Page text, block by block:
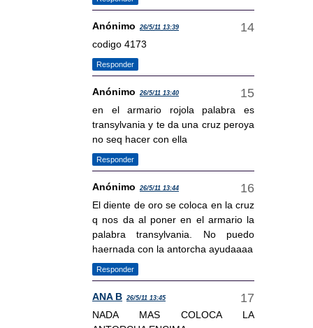
Anónimo 26/5/11 13:39
codigo 4173
Responder
Anónimo 26/5/11 13:40
en el armario rojola palabra es
transylvania y te da una cruz peroya
no seq hacer con ella
Responder
Anónimo 26/5/11 13:44
El diente de oro se coloca en la cruz
q nos da al poner en el armario la
palabra transylvania. No puedo
haernada con la antorcha ayudaaaa
Responder
ANA B 26/5/11 13:45
NADA MAS COLOCA LA